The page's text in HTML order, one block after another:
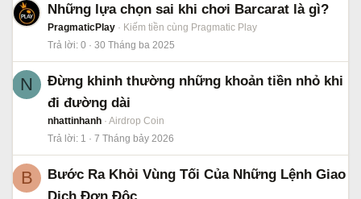
Những lựa chọn sai khi chơi Barcarat là gì?
PragmaticPlay
Kiếm tiền cùng Pragmatic Play
Trả lời 0 30 Tháng ba 2025
N
Đừng khinh thường những khoản tiền nhỏ khi
đi đường dài
nhattinhanh
Airdrop Coin
Trả lời 1 7 Tháng bảy 2026
B
Bước Ra Khỏi Vùng Tối Của Những Lệnh Giao
Dịch Đơn Độc